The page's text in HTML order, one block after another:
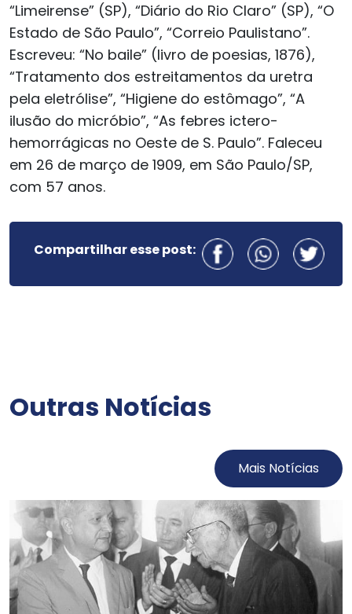
“Limeirense” (SP), “Diário do Rio Claro” (SP), “O
Estado de São Paulo”, “Correio Paulistano”.
Escreveu: “No baile” (livro de poesias, 1876),
“Tratamento dos estreitamentos da uretra
pela eletrólise”, “Higiene do estômago”, “A
ilusão do micróbio”, “As febres ictero-
hemorrágicas no Oeste de S. Paulo”. Faleceu
em 26 de março de 1909, em São Paulo/SP,
com 57 anos.
Compartilhar esse post:
Outras Notícias
Mais Notícias